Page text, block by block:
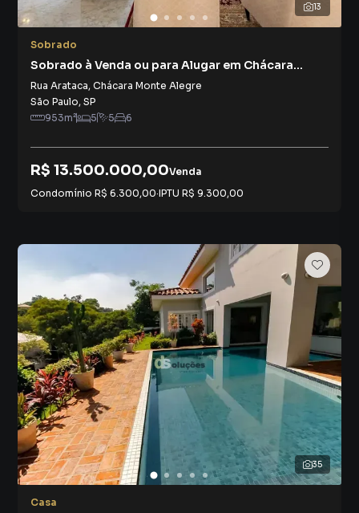
13
Sobrado
Sobrado à Venda ou para Alugar em Chácara
Monte Alegre
Rua Arataca, Chácara Monte Alegre
São Paulo, SP
953m² 5 5 6
R$ 13.500.000,00Venda
Condomínio R$ 6.300,00·IPTU R$ 9.300,00
35
Casa